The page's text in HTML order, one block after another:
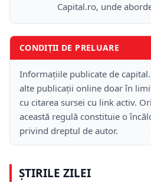
Capital.ro, unde
CONDIȚII DE PRELUARE
Informațiile publicate de
alte publicații online doar în
cu citarea sursei cu link activ.
această regulă constituie o
privind dreptul de autor.
ȘTIRILE ZILEI